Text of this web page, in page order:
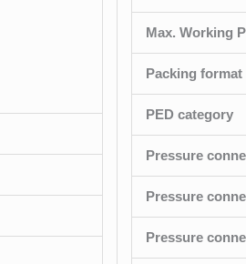
Max. Working
Packing format
PED category
Pressure
Pressure
Pressure